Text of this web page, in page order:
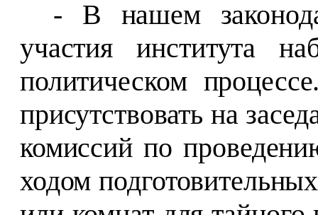
- В нашем
участия института
политическом
присутствовать на
комиссий по
ходом